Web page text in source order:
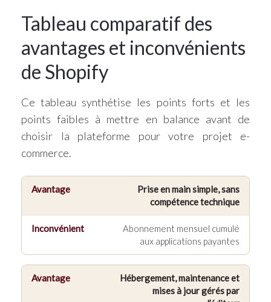
Tableau comparatif des
avantages et inconvénients
de Shopify
Ce tableau synthétise les points forts et les
points faibles à mettre en balance avant de
choisir la plateforme pour votre projet e-
commerce.
Avantages de Shopify
Inconvénients de Shopify
Prise en main simple, sans
compétence technique
Abonnement mensuel cumulé
aux applications payantes
Hébergement, maintenance et
mises à jour gérés par